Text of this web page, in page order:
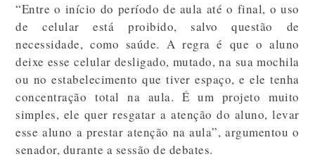
“Entre o início do período de aula até o final, o uso
de celular está proibido, salvo questão de
necessidade, como saúde. A regra é que o aluno
deixe esse celular desligado, mutado, na sua mochila
ou no estabelecimento que tiver espaço, e ele tenha
concentração total na aula. É um projeto muito
simples, ele quer resgatar a atenção do aluno, levar
esse aluno a prestar atenção na aula”, argumentou o
senador, durante a sessão de debates.